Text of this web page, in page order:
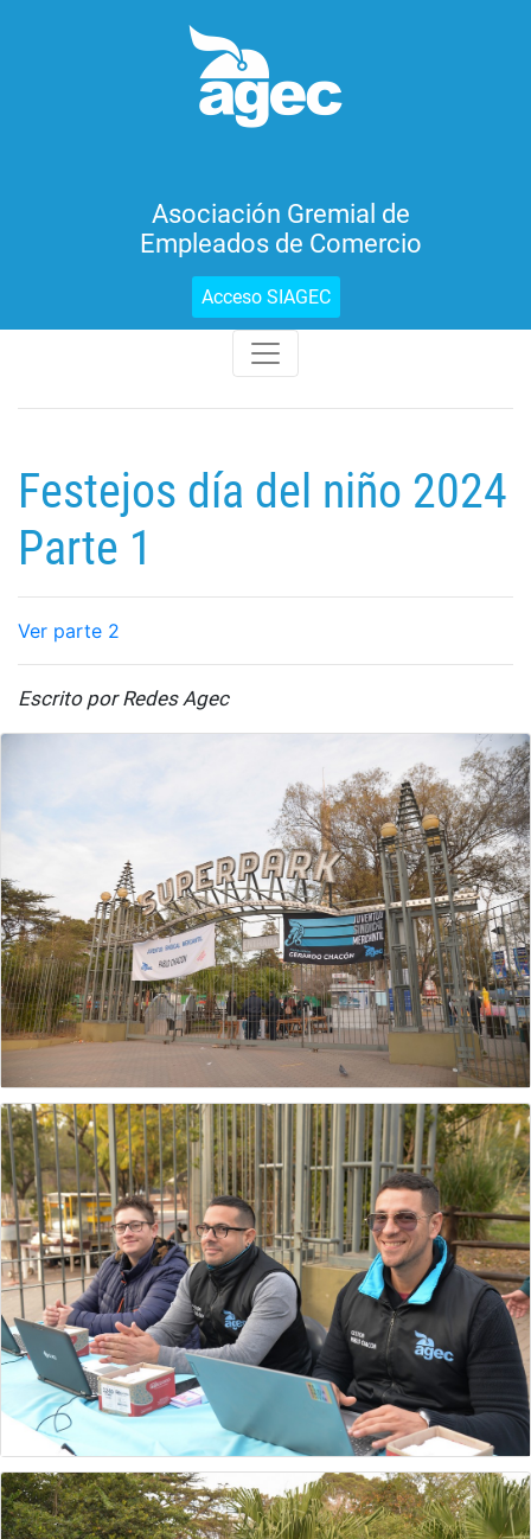
Asociación Gremial de
Empleados de Comercio
Acceso SIAGEC
Festejos día del niño 2024
Parte 1
Ver parte 2
Escrito por Redes Agec